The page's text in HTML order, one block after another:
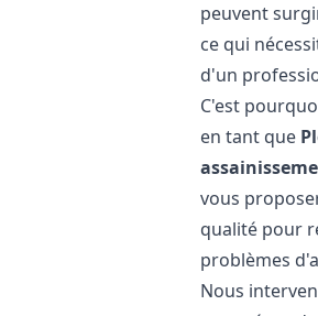
peuvent
ce qui
d'un
C'est
en tant que
vous
qualité pour
problèmes
Nous